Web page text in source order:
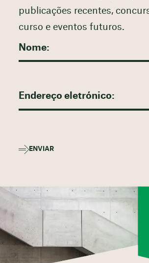
publicações recentes,
curso e eventos futuros.
ENVIAR